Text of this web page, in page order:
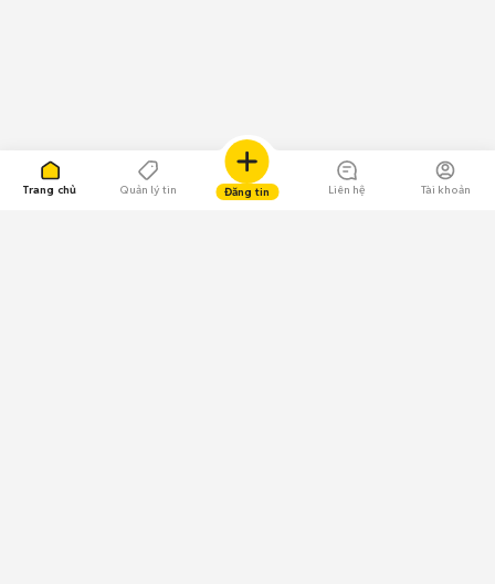
Trang chủ Quản lý tin Đăng tin Liên hệ Tài khoản